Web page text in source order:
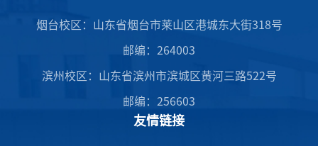
烟台校区：山东省烟台市莱山区港城东大街318号
邮编：264003
滨州校区：山东省滨州市滨城区黄河三路522号
邮编：256603
友情链接